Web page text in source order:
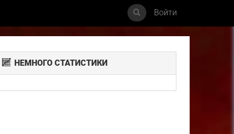
Войти
НЕМНОГО СТАТИСТИКИ